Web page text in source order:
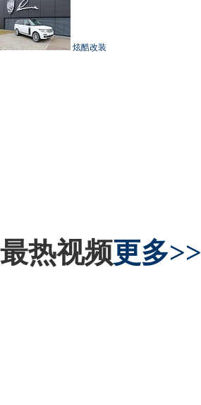
炫酷改装
最热视频更多>>